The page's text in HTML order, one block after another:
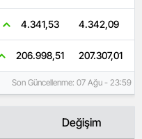
4.341,53 4.342,09
206.998,51 207.307,01
Son Güncellenme: 07 Ağu - 23:59
Değişim